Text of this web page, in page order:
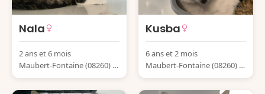
Nala
2 ans et 6 mois
Maubert-Fontaine (08260) Fr
ance
Kusba
6 ans et 2 mois
Maubert-Fontaine (08260) Fr
ance